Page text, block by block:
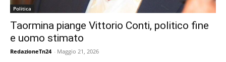
Politica
Taormina piange Vittorio Conti, politico fine
e uomo stimato
RedazioneTn24 - Maggio 21, 2026